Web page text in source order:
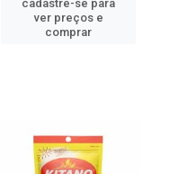
cadastre-se para
ver preços e
comprar